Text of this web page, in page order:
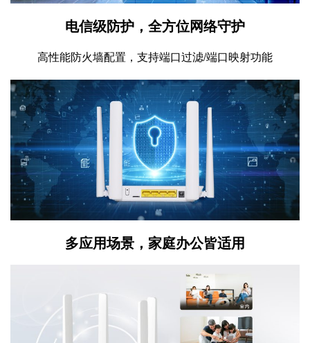
电信级防护，全方位网络守护
高性能防火墙配置，支持端口过滤/端口映射功能
多应用场景，家庭办公皆适用